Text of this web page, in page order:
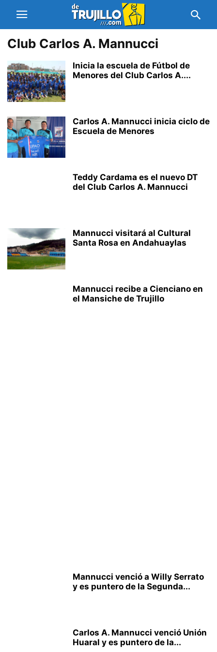
Club Carlos A. Mannucci
Inicia la escuela de Fútbol de
Menores del Club Carlos A....
Carlos A. Mannucci inicia ciclo de
Escuela de Menores
Teddy Cardama es el nuevo DT
del Club Carlos A. Mannucci
Mannucci visitará al Cultural
Santa Rosa en Andahuaylas
Mannucci recibe a Cienciano en
el Mansiche de Trujillo
Mannucci venció a Willy Serrato
y es puntero de la Segunda...
Carlos A. Mannucci venció Unión
Huaral y es puntero de la...